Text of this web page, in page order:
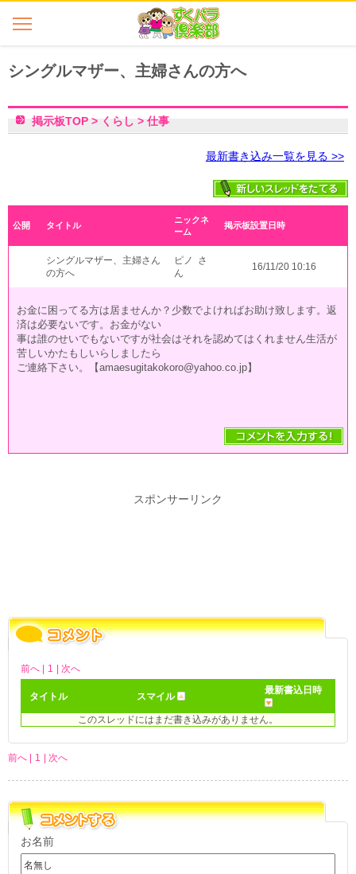
シングルマザー、主婦さんの方へ
最新書き込み一覧を見る >>
掲示板TOP > くらし >仕事
公開 タイトル
ニックネ
ーム
掲示板設置日時
シングルマザー、主婦さん
の方へ
ピノ さ
ん
16/11/20 10:16
お金に困ってる方は居ませんか？少数でよければお助け致します。返
済は必要ないです。お金がない
事は誰のせいでもないですが社会はそれを認めてはくれません生活が
苦しいかたもしいらしましたら
ご連絡下さい。【amaesugitakokoro@yahoo.co.jp】
スポンサーリンク
前へ | 1 | 次へ
タイトル スマイル
最新書込日時
このスレッドにはまだ書き込みがありません。
前へ | 1 | 次へ
お名前